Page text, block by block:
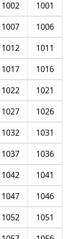
1001
1002
1006
1007
1011
1012
1016
1017
1021
1022
1026
1027
1031
1032
1036
1037
1041
1042
1046
1047
1051
1052